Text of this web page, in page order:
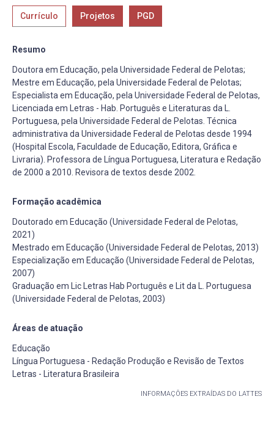
Currículo Projetos PGD
Resumo
Doutora em Educação, pela Universidade Federal de Pelotas;
Mestre em Educação, pela Universidade Federal de Pelotas;
Especialista em Educação, pela Universidade Federal de Pelotas,
Licenciada em Letras - Hab. Português e Literaturas da L.
Portuguesa, pela Universidade Federal de Pelotas. Técnica
administrativa da Universidade Federal de Pelotas desde 1994
(Hospital Escola, Faculdade de Educação, Editora, Gráfica e
Livraria). Professora de Língua Portuguesa, Literatura e Redação
de 2000 a 2010. Revisora de textos desde 2002.
Formação acadêmica
Doutorado em Educação (Universidade Federal de Pelotas,
2021)
Mestrado em Educação (Universidade Federal de Pelotas, 2013)
Especialização em Educação (Universidade Federal de Pelotas,
2007)
Graduação em Lic Letras Hab Português e Lit da L. Portuguesa
(Universidade Federal de Pelotas, 2003)
Áreas de atuação
Educação
Língua Portuguesa - Redação Produção e Revisão de Textos
Letras - Literatura Brasileira
INFORMAÇÕES EXTRAÍDAS DO LATTES